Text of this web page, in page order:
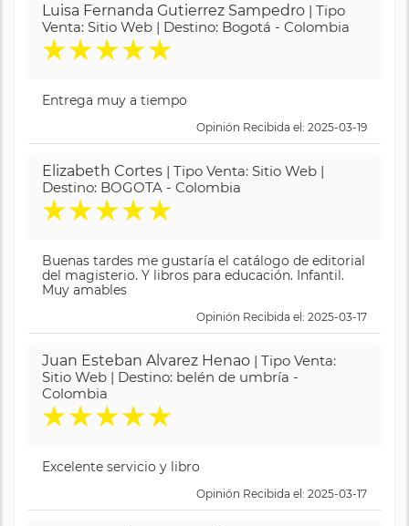
Luisa Fernanda Gutierrez Sampedro | Tipo
Venta: Sitio Web | Destino: Bogotá - Colombia
★★★★★
Entrega muy a tiempo
Opinión Recibida el: 2025-03-19
Elizabeth Cortes | Tipo Venta: Sitio Web |
Destino: BOGOTA - Colombia
★★★★★
Buenas tardes me gustaría el catálogo de editorial
del magisterio. Y libros para educación. Infantil.
Muy amables
Opinión Recibida el: 2025-03-17
Juan Esteban Alvarez Henao | Tipo Venta:
Sitio Web | Destino: belén de umbría -
Colombia
★★★★★
Excelente servicio y libro
Opinión Recibida el: 2025-03-17